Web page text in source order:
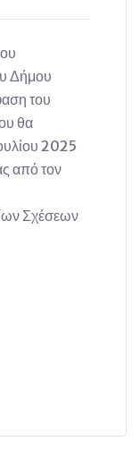
Δήμου
του
θα
2025
από τον
Σχέσεων